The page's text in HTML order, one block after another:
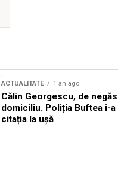
ACTUALITATE 1 an ago
Călin Georgescu, de
domiciliu. Poliția Buftea i-a
citația la ușă